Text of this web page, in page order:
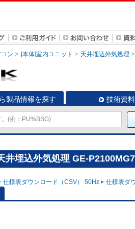
ン [本体]室内ユニット 天井埋込外気処理
製品情報を探す 技術資
井埋込外気処理 GE-P2100MG7
仕様表ダウンロード（CSV） 50Hz 仕様表ダ